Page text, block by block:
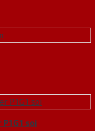
P1G1 soi